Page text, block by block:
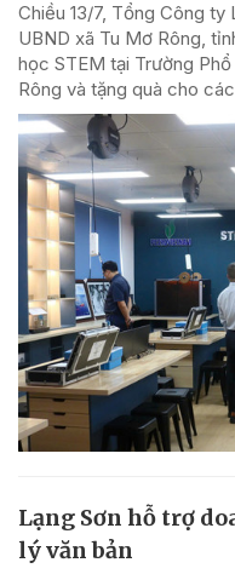
Chiều 13/7, Tổng Công
UBND xã Tu Mơ Rông,
học STEM tại Trường
Rông và tặng quà cho
Lạng Sơn hỗ trợ
lý văn bản